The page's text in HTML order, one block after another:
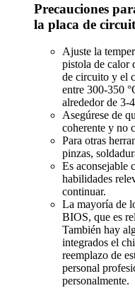
Precauciones
la placa de
Ajuste la
pistola de calor
de circuito y el
entre 300-350
alrededor de 3-
Asegúrese de
coherente y no
Para otras
pinzas,
Es aconsejable
habilidades
continuar.
La mayoría de
BIOS, que es
También hay
integrados el
reemplazo de
personal
personalmente.